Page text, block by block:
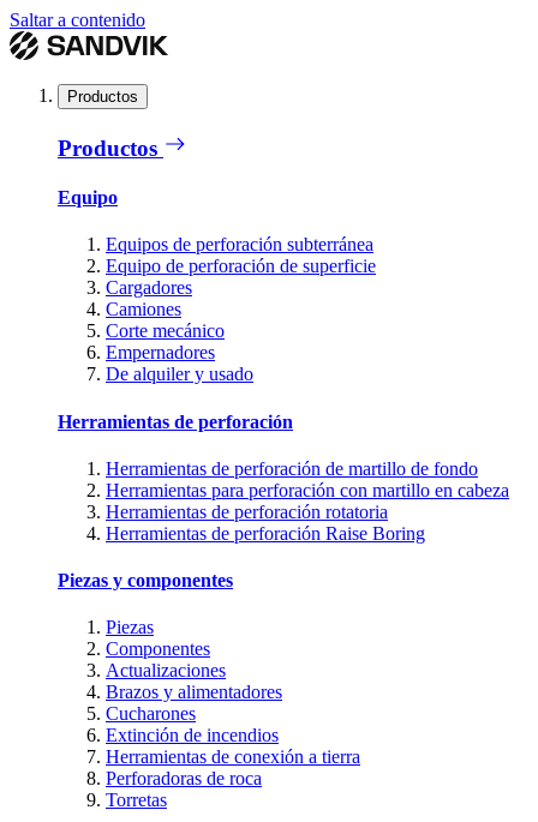
Saltar a contenido
Productos
Productos
Equipo
Equipos de perforación subterránea
Equipo de perforación de superficie
Cargadores
Camiones
Corte mecánico
Empernadores
De alquiler y usado
Herramientas de perforación
Herramientas de perforación de martillo de fondo
Herramientas para perforación con martillo en cabeza
Herramientas de perforación rotatoria
Herramientas de perforación Raise Boring
Piezas y componentes
Piezas
Componentes
Actualizaciones
Brazos y alimentadores
Cucharones
Extinción de incendios
Herramientas de conexión a tierra
Perforadoras de roca
Torretas